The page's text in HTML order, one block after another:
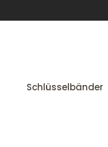
Schlüsselbänder